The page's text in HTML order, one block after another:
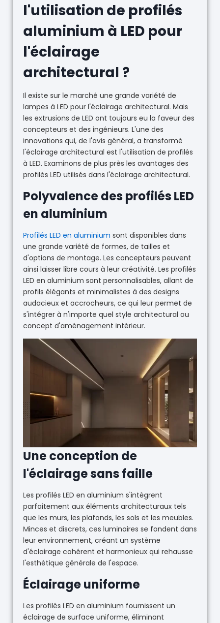
l'utilisation de profilés
aluminium à LED pour
l'éclairage
architectural ?
Il existe sur le marché une grande variété de
lampes à LED pour l'éclairage architectural. Mais
les extrusions de LED ont toujours eu la faveur des
concepteurs et des ingénieurs. L'une des
innovations qui, de l'avis général, a transformé
l'éclairage architectural est l'utilisation de profilés
à LED. Examinons de plus près les avantages des
profilés LED utilisés dans l'éclairage architectural.
Polyvalence des profilés LED
en aluminium
Profilés LED en aluminium sont disponibles dans
une grande variété de formes, de tailles et
d'options de montage. Les concepteurs peuvent
ainsi laisser libre cours à leur créativité. Les profilés
LED en aluminium sont personnalisables, allant de
profils élégants et minimalistes à des designs
audacieux et accrocheurs, ce qui leur permet de
s'intégrer à n'importe quel style architectural ou
concept d'aménagement intérieur.
Une conception de
l'éclairage sans faille
Les profilés LED en aluminium s'intègrent
parfaitement aux éléments architecturaux tels
que les murs, les plafonds, les sols et les meubles.
Minces et discrets, ces luminaires se fondent dans
leur environnement, créant un système
d'éclairage cohérent et harmonieux qui rehausse
l'esthétique générale de l'espace.
Éclairage uniforme
Les profilés LED en aluminium fournissent un
éclairage de surface uniforme, éliminant